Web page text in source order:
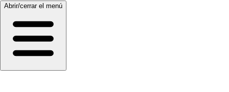
Abrir/cerrar el menú